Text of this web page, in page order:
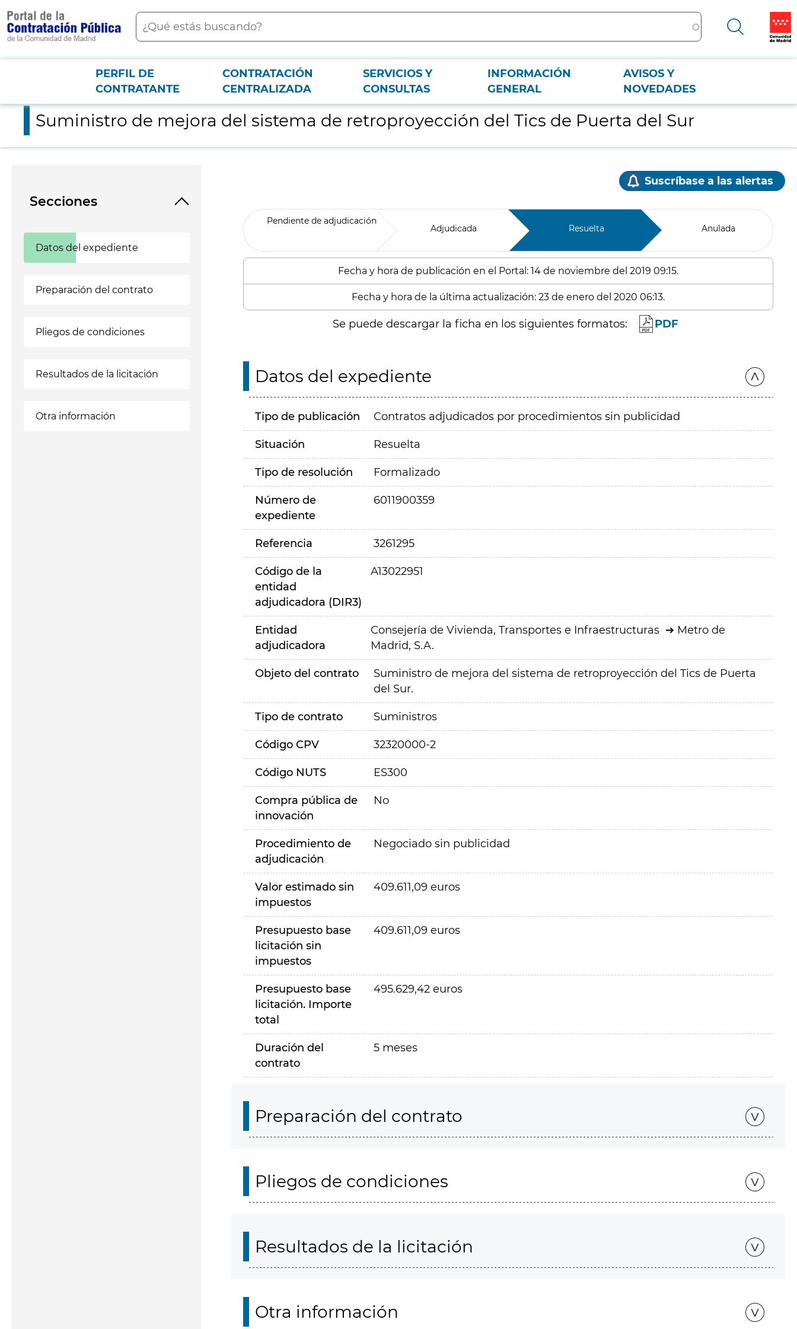
contenido
principal
Buscar
Menú PCON
PERFIL DE
CONTRATANTE
CONTRATACIÓN
CENTRALIZADA
SERVICIOS Y
CONSULTAS
INFORMACIÓN
GENERAL
AVISOS Y
NOVEDADES
Suministro de mejora del sistema de retroproyección del Tics de Puerta del Sur
Suministro de mejora del sistema de retroproyección del Tics de Puerta del Sur
Secciones
Datos del expediente
Preparación del contrato
Pliegos de condiciones
Resultados de la licitación
Otra información
Suscríbase a las alertas
Pendiente de adjudicación
Adjudicada Resuelta Anulada
Fecha y hora de publicación en el Portal: 14 de noviembre del 2019 09:15.
Fecha y hora de la última actualización: 23 de enero del 2020 06:13.
Se puede descargar la ficha en los siguientes formatos: PDF
Datos del expediente
Tipo de publicación Contratos adjudicados por procedimientos sin publicidad
Situación Resuelta
Tipo de resolución Formalizado
Número de
expediente
6011900359
Referencia 3261295
Código de la
entidad
adjudicadora (DIR3)
A13022951
Entidad
adjudicadora
Consejería de Vivienda, Transportes e Infraestructuras
Metro de
Madrid, S.A.
Objeto del contrato
Suministro de mejora del sistema de retroproyección del Tics de Puerta
del Sur.
Tipo de contrato Suministros
Código CPV 32320000-2
Código NUTS ES300
Compra pública de
innovación
No
Procedimiento de
adjudicación
Negociado sin publicidad
Valor estimado sin
impuestos
409.611,09 euros
Presupuesto base
licitación sin
impuestos
409.611,09 euros
Presupuesto base
licitación. Importe
total
495.629,42 euros
Duración del
contrato
5 meses
Preparación del contrato
Pliegos de condiciones
Resultados de la licitación
Otra información